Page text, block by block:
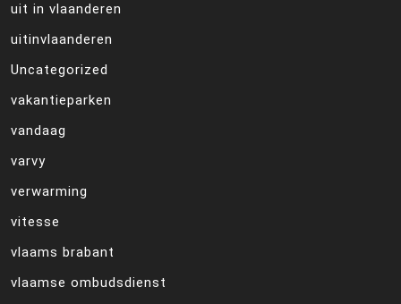
uit in vlaanderen
uitinvlaanderen
Uncategorized
vakantieparken
vandaag
varvy
verwarming
vitesse
vlaams brabant
vlaamse ombudsdienst